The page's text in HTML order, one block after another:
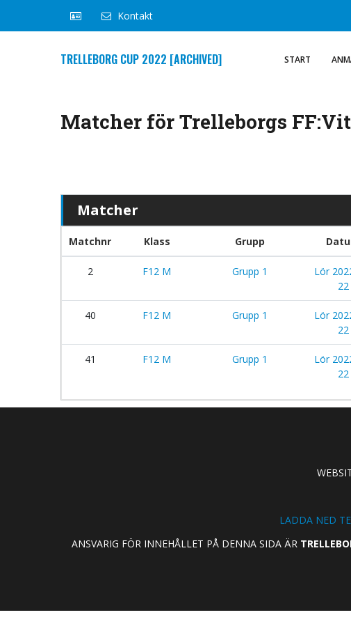
Kontakt
TRELLEBORG CUP 2022 [ARCHIVED] START
Matcher för Trelleborgs
Matcher
Matchnr Klass Grupp
2 F12 M Grupp 1
Lör
22
40 F12 M Grupp 1
Lör
22
41 F12 M Grupp 1
Lör
22
LADDA NED
ANSVARIG FÖR INNEHÅLLET PÅ DENNA SIDA ÄR